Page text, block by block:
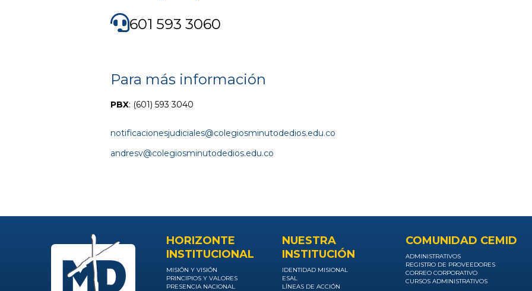
601 593 3060
Para más información
PBX: (601) 593 3040
notificacionesjudiciales@colegiosminutodedios.edu.co
andresv@colegiosminutodedios.edu.co
HORIZONTE
INSTITUCIONAL
MISIÓN Y VISIÓN
PRINCIPIOS Y VALORES
PRESENCIA NACIONAL
NUESTRA
INSTITUCIÓN
IDENTIDAD MISIONAL
ESAL
LÍNEAS DE ACCIÓN
COMUNIDAD CEMID
ADMINISTRATIVOS
REGISTRO DE PROVEEDORES
CORREO CORPORATIVO
CURSOS ADMINISTRATIVOS